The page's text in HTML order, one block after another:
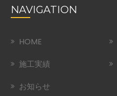
NAVIGATION
HOME
施工実績
お知らせ